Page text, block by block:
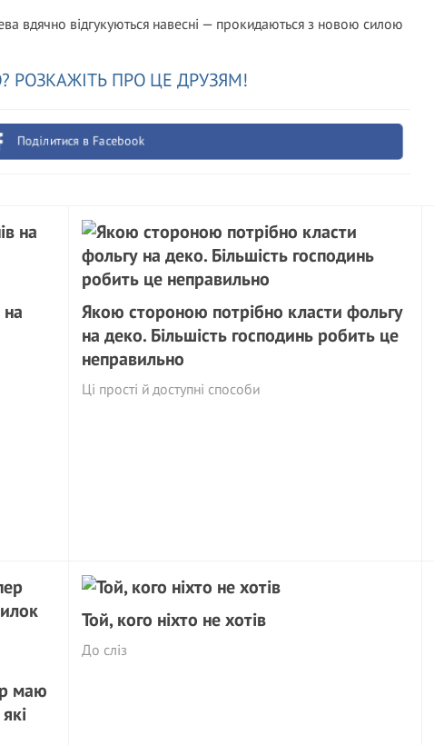
вдячно відгукуються навесні — прокидаються з новою силою
РОЗКАЖІТЬ ПРО ЦЕ ДРУЗЯМ!
Поділитися в Facebook
Якою стороною потрібно класти фольгу
на деко. Більшість господинь робить це
неправильно
Ці прості й доступні способи
маю
Той, кого ніхто не хотів
До сліз